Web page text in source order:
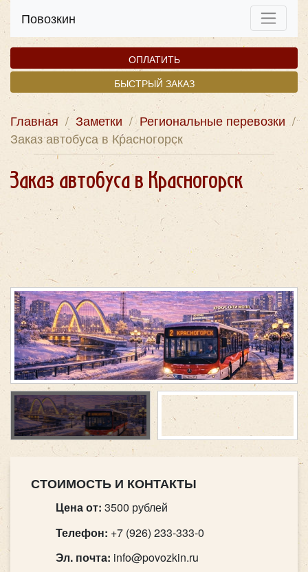
Повозкин
ОПЛАТИТЬ
БЫСТРЫЙ ЗАКАЗ
Главная / Заметки / Региональные перевозки /
Заказ автобуса в Красногорск
Заказ автобуса в Красногорск
СТОИМОСТЬ И КОНТАКТЫ
Цена от: 3500 рублей
Телефон: +7 (926) 233-333-0
Эл. почта: info@povozkin.ru